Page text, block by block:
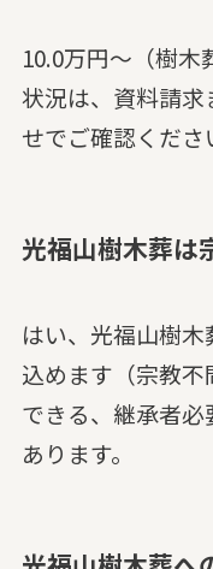
10.0万円～（樹木
状況は、資料請
せでご確認くださ
光福山樹木葬は
はい、光福山樹
込めます（宗教
できる、継承者
あります。